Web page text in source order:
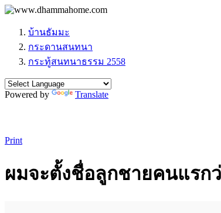
บ้านธัมมะ
กระดานสนทนา
กระทู้สนทนาธรรม 2558
Powered by Translate
Print
ผมจะตั้งชื่อลูกชายคนแรก